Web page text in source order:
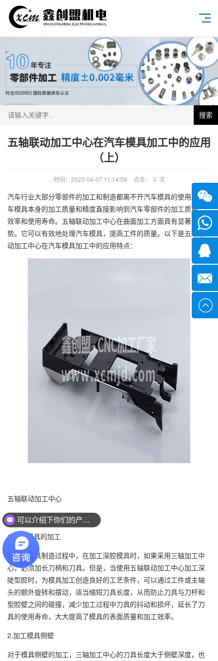
搜索
五轴联动加工中心在汽车模具加工中的应用
（上）
时间：2023-04-07 11:14:59 点击： 0 次
汽车行业大部分零部件的加工和制造都离不开汽车模具的使用。汽
车模具本身的加工质量和精度直接影响到汽车零部件的加工质量、
效率和使用寿命。五轴联动加工中心在曲面加工方面具有显著优
势。它可以有效地处理汽车模具，提高工件的质量。以下是五轴联
动加工中心在汽车模具加工中的应用特点：
五轴联动加工中心
1.深腔模具的加工
在汽车模具制造过程中，在加工深腔模具时，如果采用三轴加工中
心，必须加长刀柄和刀具。但是，当使用五轴联动加工中心加工深
陡型腔时，为模具加工创造良好的工艺条件，可以通过工件或主轴
头的额外旋转和摆动，适当缩短刀具长度，从而防止刀具与刀杆和
型腔壁之间的碰撞，减少加工过程中刀具的抖动和损坏，延长了刀
具的使用寿命，大大提高了模具的表面质量和加工效率。
2.加工模具侧壁
对于模具侧壁的加工，三轴加工中心的刀具长度大于侧壁深度，也
微信
可以介绍下你们的产品么？